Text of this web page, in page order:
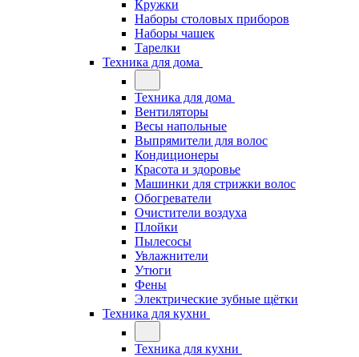
Кружки
Наборы столовых приборов
Наборы чашек
Тарелки
Техника для дома
Техника для дома
Вентиляторы
Весы напольные
Выпрямители для волос
Кондиционеры
Красота и здоровье
Машинки для стрижки волос
Обогреватели
Очистители воздуха
Плойки
Пылесосы
Увлажнители
Утюги
Фены
Электрические зубные щётки
Техника для кухни
Техника для кухни